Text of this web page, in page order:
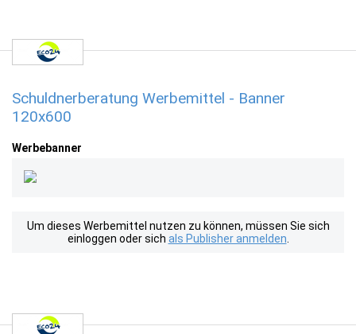
Schuldnerberatung Werbemittel - Banner
120x600
Werbebanner
Um dieses Werbemittel nutzen zu können, müssen Sie sich
einloggen oder sich als Publisher anmelden